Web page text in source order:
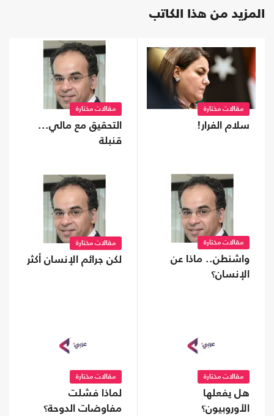
المزيد من هذا الكاتب
مقالات مختارة
سلام الفرار!
مقالات مختارة
التحقيق مع مالي...
قنبلة
مقالات مختارة
واشنطن.. ماذا عن
الإنسان؟
مقالات مختارة
لكن جرائم الإنسان أكثر
مقالات مختارة
هل يفعلها
الأوروبيون؟
مقالات مختارة
لماذا فشلت
مفاوضات الدوحة؟